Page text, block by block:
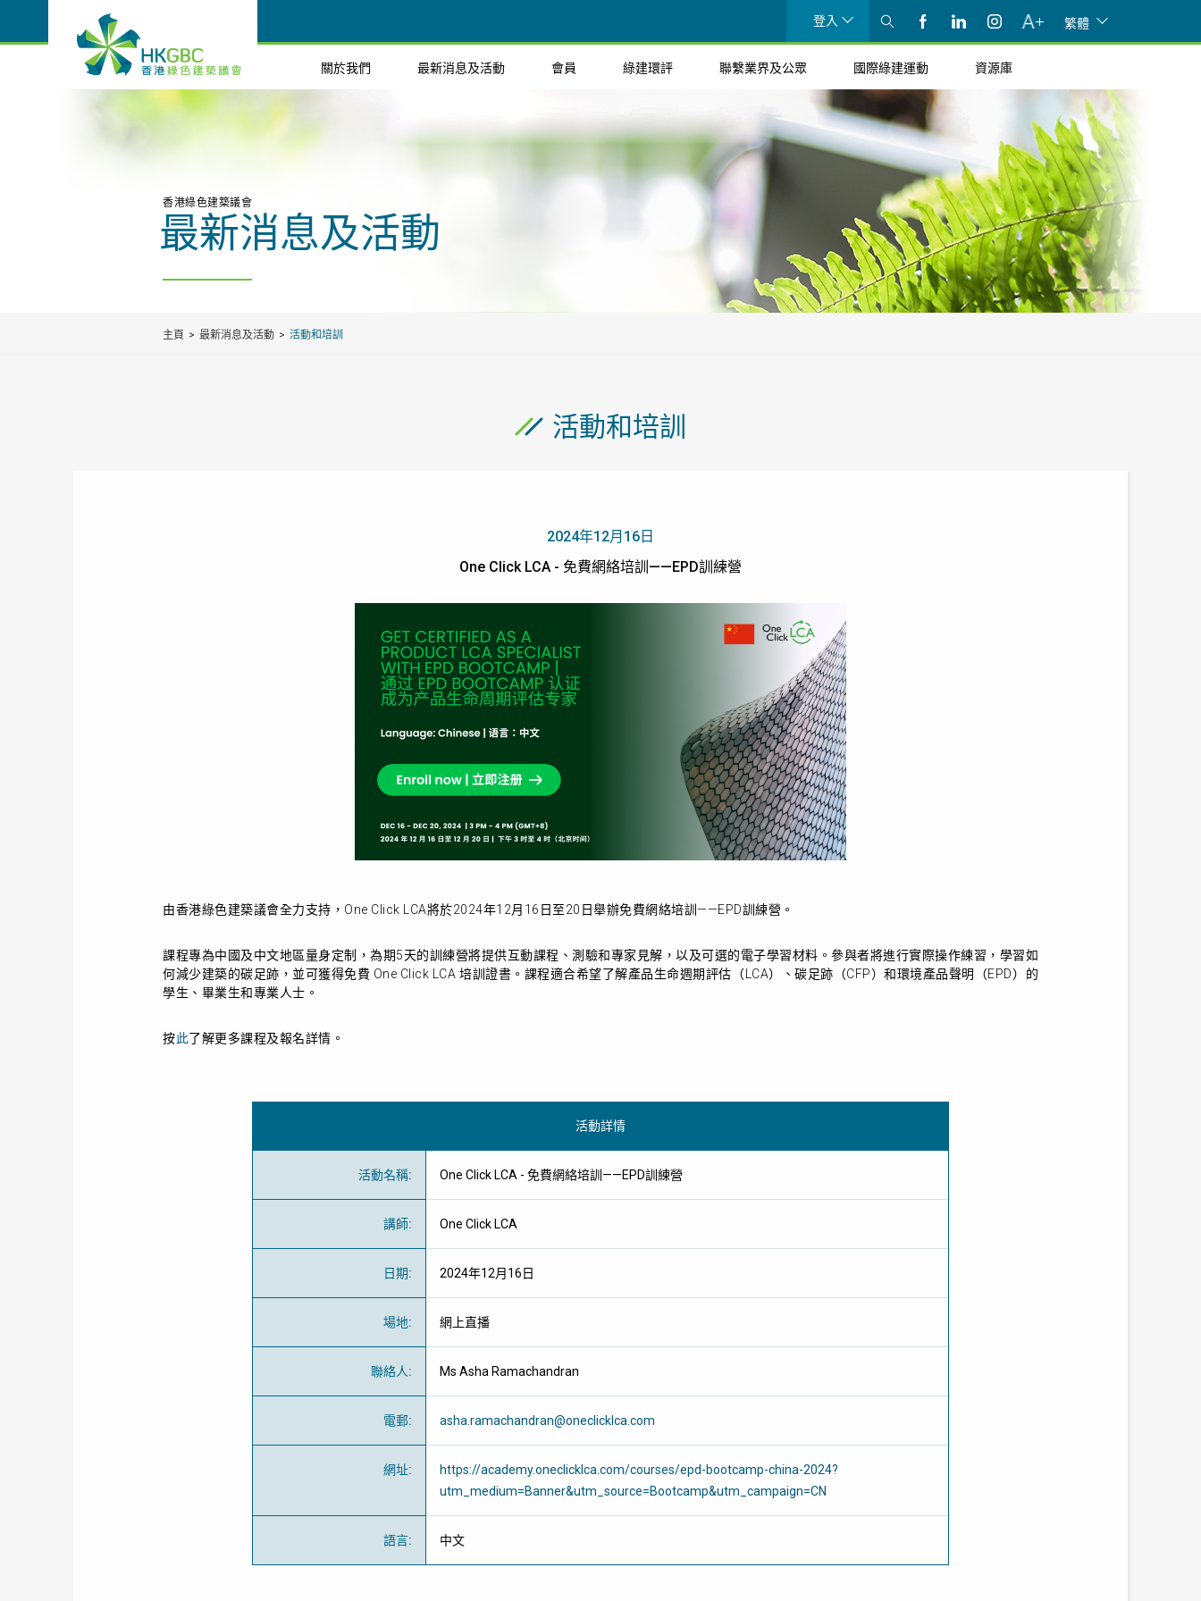
登入 繁體
關於我們 最新消息及活動 會員 綠建環評 聯繫業界及公眾 國際綠建運動 資源庫
香港綠色建築議會
最新消息及活動
主頁 最新消息及活動 活動和培訓
活動和培訓
2024年12月16日
One Click LCA - 免費網絡培訓——EPD訓練營
由香港綠色建築議會全力支持，One Click LCA將於2024年12月16日至20日舉辦免費網絡培訓——EPD訓練營。
課程專為中國及中文地區量身定制，為期5天的訓練營將提供互動課程、測驗和專家見解，以及可選的電子學習材料。參與者將進行實際操作練習，學習如
何減少建築的碳足跡，並可獲得免費 One Click LCA 培訓證書。課程適合希望了解產品生命週期評估（LCA）、碳足跡（CFP）和環境產品聲明（EPD）的
學生、畢業生和專業人士。
按此了解更多課程及報名詳情。
活動詳情
活動名稱: One Click LCA - 免費網絡培訓——EPD訓練營
講師: One Click LCA
日期: 2024年12月16日
場地: 網上直播
聯絡人: Ms Asha Ramachandran
電郵: asha.ramachandran@oneclicklca.com
網址:
https://academy.oneclicklca.com/courses/epd-bootcamp-china-2024?
utm_medium=Banner&utm_source=Bootcamp&utm_campaign=CN
語言: 中文